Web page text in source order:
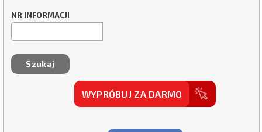
NR INFORMACJI
WYPRÓBUJ ZA DARMO